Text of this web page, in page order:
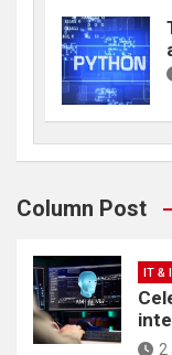
Column Post
IT &
2